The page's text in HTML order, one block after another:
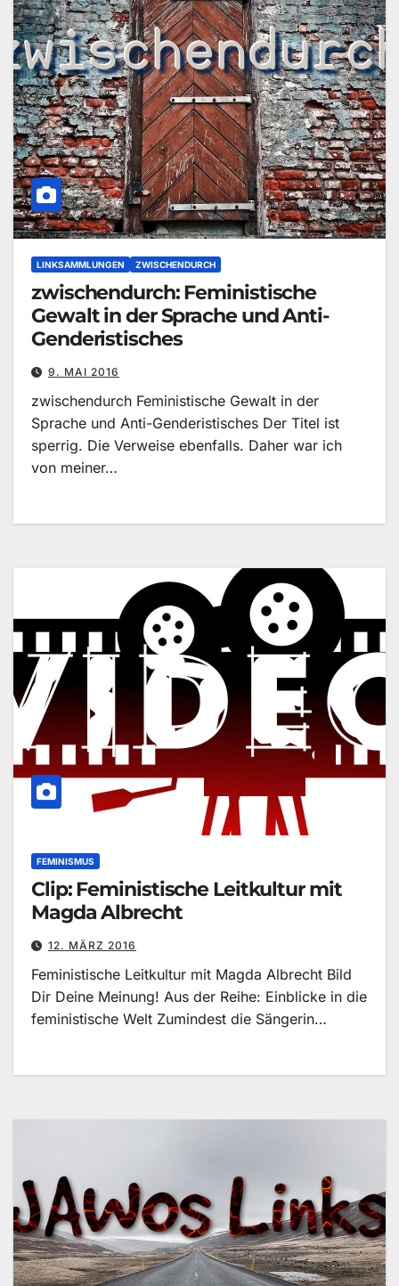
LINKSAMMLUNGEN ZWISCHENDURCH
zwischendurch: Feministische
Gewalt in der Sprache und Anti-
Genderistisches
9. MAI 2016
zwischendurch Feministische Gewalt in der
Sprache und Anti-Genderistisches Der Titel ist
sperrig. Die Verweise ebenfalls. Daher war ich
von meiner…
FEMINISMUS
Clip: Feministische Leitkultur mit
Magda Albrecht
12. MÄRZ 2016
Feministische Leitkultur mit Magda Albrecht Bild
Dir Deine Meinung! Aus der Reihe: Einblicke in die
feministische Welt Zumindest die Sängerin…